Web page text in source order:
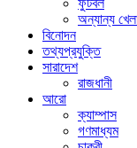
ফুটবল
অন্যান্য
বিনোদন
তথ্যপ্রযুক্তি
সারাদেশ
রাজধানী
আরো
ক্যাম্পাস
গণমাধ্যম